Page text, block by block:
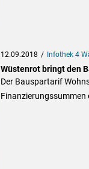
12.09.2018 Infothek 4
Wüstenrot bringt den
Der Bauspartarif